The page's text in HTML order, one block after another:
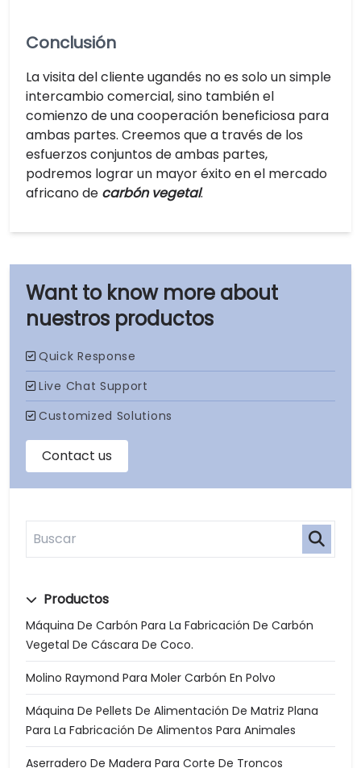
nuestros productos
Productos
Máquina De Carbón Para La Fabricación De Carbón
Vegetal De Cáscara De Coco.
Molino Raymond Para Moler Carbón En Polvo
Máquina De Pellets De Alimentación De Matriz Plana
Para La Fabricación De Alimentos Para Animales
Aserradero De Madera Para Corte De Troncos
Conclusión
La visita del cliente ugandés no es solo un simple
intercambio comercial, sino también el
comienzo de una cooperación beneficiosa para
ambas partes. Creemos que a través de los
esfuerzos conjuntos de ambas partes,
podremos lograr un mayor éxito en el mercado
africano de carbón vegetal.